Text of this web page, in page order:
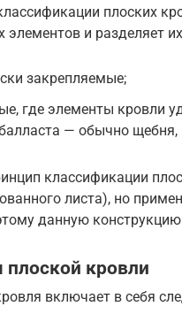
плоских
элементов и разделяет
закрепляемые;
где элементы кровли
— обычно щебня,
классификации
листа), но
данную
плоской кровли
включает в себя